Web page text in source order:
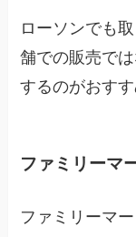
ローソンでも
舗での販売で
するのがおすす
ファミリーマ
ファミリーマ